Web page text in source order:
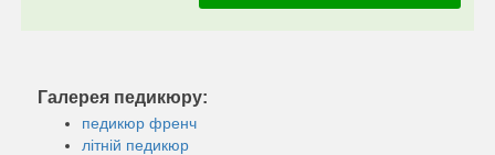
Галерея педикюру:
педикюр френч
літній педикюр